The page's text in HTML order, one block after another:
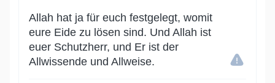
Allah hat ja für euch festgelegt, womit
eure Eide zu lösen sind. Und Allah ist
euer Schutzherr, und Er ist der
Allwissende und Allweise.